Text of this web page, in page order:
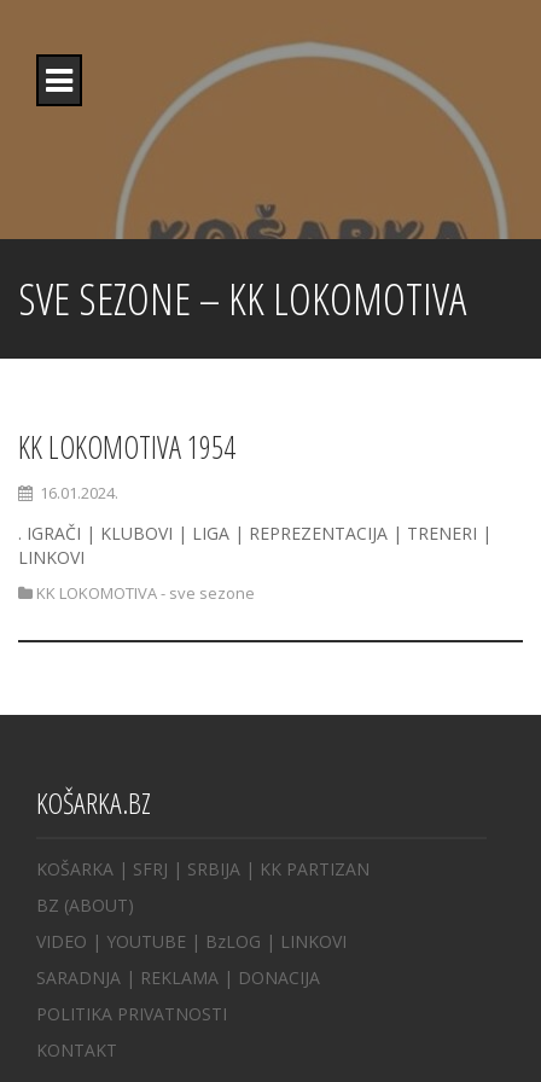
content
SVE SEZONE – KK LOKOMOTIVA
KK LOKOMOTIVA 1954
16.01.2024.
. IGRAČI | KLUBOVI | LIGA | REPREZENTACIJA | TRENERI |
LINKOVI
KK LOKOMOTIVA - sve sezone
KOŠARKA.BZ
KOŠARKA | SFRJ | SRBIJA | KK PARTIZAN
BZ (ABOUT)
VIDEO | YOUTUBE | BzLOG | LINKOVI
SARADNJA | REKLAMA | DONACIJA
POLITIKA PRIVATNOSTI
KONTAKT